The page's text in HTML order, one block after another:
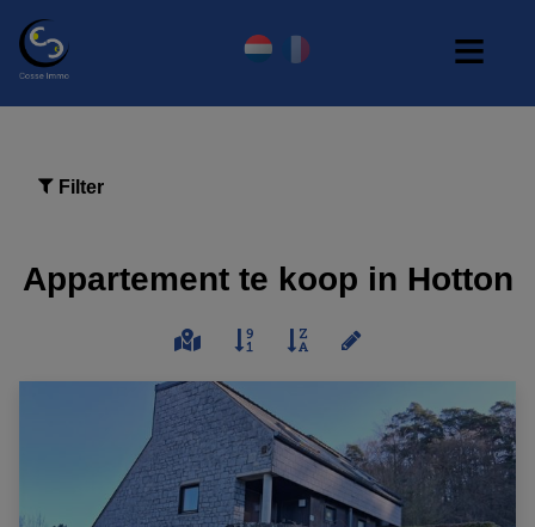
Filter
Appartement te koop in Hotton